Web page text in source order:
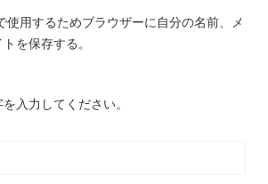
使用するためブラウザーに自分の名前、メ
を保存する。
入力してください。